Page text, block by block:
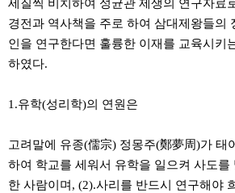
세질씩 비치하여 성균관 제생의 연구자료
경전과 역사책을 주로 하여 삼대제왕들의
인을 연구한다면 훌륭한 이재를 교육시키
하였다.
1.유학(성리학)의 연원은
고려말에 유종(儒宗) 정몽주(鄭夢周)가 태
하여 학교를 세워서 유학을 일으켜 사도를
한 사람이며, (2).사리를 반드시 연구해야